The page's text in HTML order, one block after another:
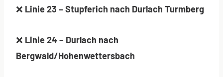
❌ Linie 23 – Stupferich nach Durlach Turmberg
❌ Linie 24 – Durlach nach
Bergwald/Hohenwettersbach